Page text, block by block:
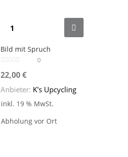
Bild mit Spruch
0
22,00€
Anbieter: K's Upcycling
inkl. 19 % MwSt.
Abholung vor Ort